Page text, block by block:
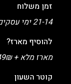
זמן משלוח
21-14 ימי עסקים
להוסיף מארז?
מארז מלא + 449₪, ללא מארז
קוטר השעון